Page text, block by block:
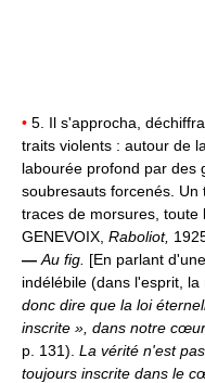
• 5. Il s'approcha,
traits violents : autour de
labourée profond par des
soubresauts forcenés.
traces de morsures, toute
GENEVOIX, Raboliot,
— Au fig. [En parlant
indélébile (dans l'esprit, la
donc dire que la loi
inscrite », dans notre cœur
p. 131). La vérité n'est
toujours inscrite dans le